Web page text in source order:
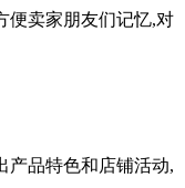
便卖家朋友们记忆,对
产品特色和店铺活动,